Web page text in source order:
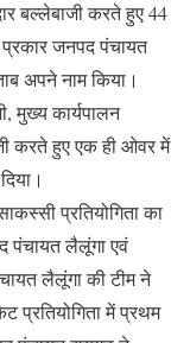
बल्लेबाजी करते हुए 44
जनपद पंचायत
अपने नाम किया।
मुख्य कार्यपालन
करते हुए एक ही ओवर में
प्रतियोगिता का
पंचायत लैलूंगा एवं
लैलूंगा की टीम ने
प्रतियोगिता में प्रथम